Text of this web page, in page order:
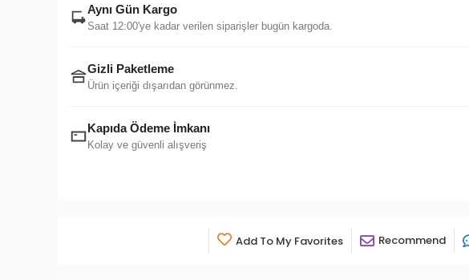
Aynı Gün Kargo
Saat 12:00'ye kadar verilen siparişler bugün kargoda.
Gizli Paketleme
Ürün içeriği dışarıdan görünmez.
Kapıda Ödeme İmkanı
Kolay ve güvenli alışveriş
Add To My Favorites Recommend